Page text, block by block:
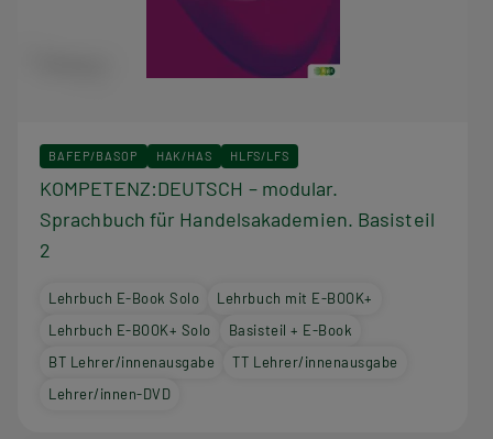
BAFEP/BASOP HAK/HAS HLFS/LFS
KOMPETENZ:DEUTSCH – modular.
Sprachbuch für Handelsakademien. Basisteil
2
Lehrbuch E-Book Solo
Lehrbuch mit E-BOOK+
Lehrbuch E-BOOK+ Solo
Basisteil + E-Book
BT Lehrer/innenausgabe
TT Lehrer/innenausgabe
Lehrer/innen-DVD